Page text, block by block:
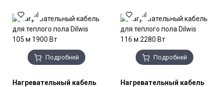
Подробней
Нагревательный кабель
Подробней
Нагревательный кабель